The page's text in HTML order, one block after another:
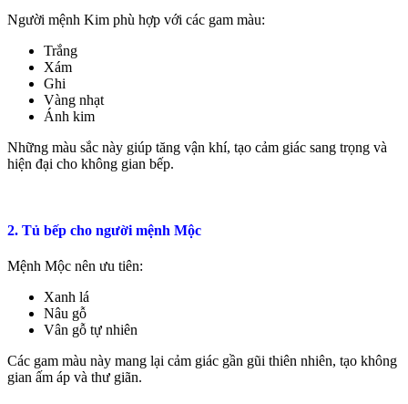
Người mệnh Kim phù hợp với các gam màu:
Trắng
Xám
Ghi
Vàng nhạt
Ánh kim
Những màu sắc này giúp tăng vận khí, tạo cảm giác sang trọng và
hiện đại cho không gian bếp.
2. Tủ bếp cho người mệnh Mộc
Mệnh Mộc nên ưu tiên:
Xanh lá
Nâu gỗ
Vân gỗ tự nhiên
Các gam màu này mang lại cảm giác gần gũi thiên nhiên, tạo không
gian ấm áp và thư giãn.